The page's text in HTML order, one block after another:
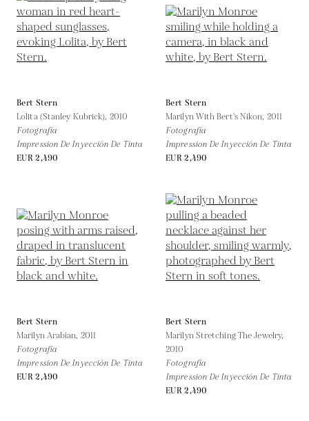
Bert Stern
Lolita (Stanley Kubrick), 2010
Fotografía
Impression De Inyección De Tinta
EUR 2,490
Bert Stern
Marilyn With Bert's Nikon, 2011
Fotografía
Impression De Inyección De Tinta
EUR 2,490
Bert Stern
Marilyn Arabian, 2011
Fotografía
Impression De Inyección De Tinta
EUR 2,490
Bert Stern
Marilyn Stretching The Jewelry,
2010
Fotografía
Impression De Inyección De Tinta
EUR 2,490